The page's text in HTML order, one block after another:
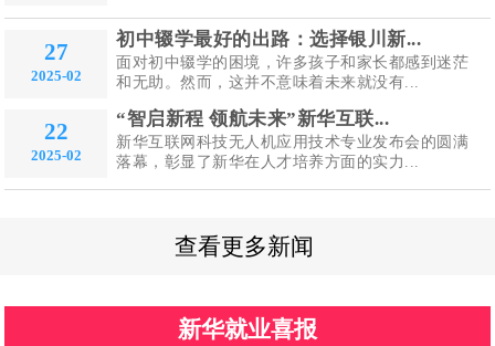
27
2025-02
初中辍学最好的出路：选择银川新...
面对初中辍学的困境，许多孩子和家长都感到迷茫
和无助。然而，这并不意味着未来就没有...
22
2025-02
“智启新程 领航未来”新华互联...
新华互联网科技无人机应用技术专业发布会的圆满
落幕，彰显了新华在人才培养方面的实力...
查看更多新闻
新华就业喜报